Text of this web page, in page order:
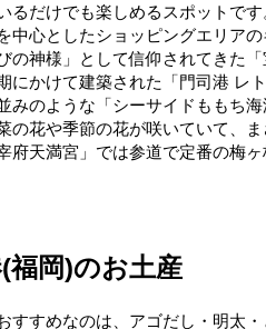
るだけでも楽しめるスポットで
中心としたショッピングエリア
の神様」として信仰されてきた
にかけて建築された「門司港 レ
みのような「シーサイドももち
の花や季節の花が咲いていて、
府天満宮」では参道で定番の梅
福岡)のお土産
すすめなのは、アゴだし・明太